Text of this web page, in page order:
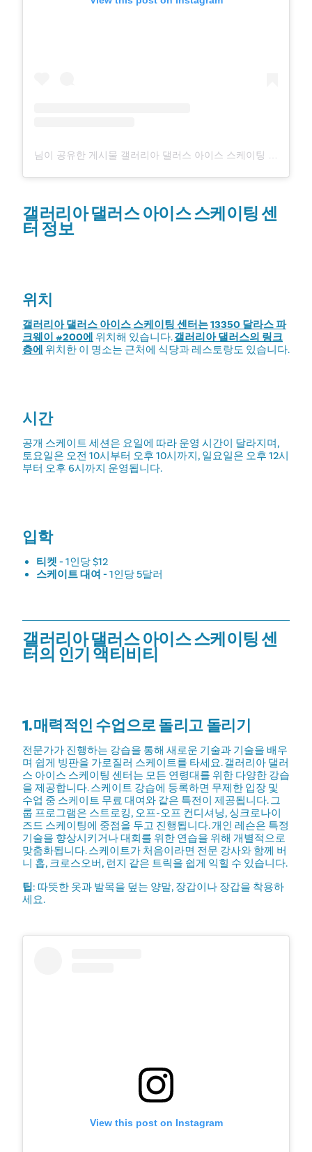
갤러리아 댈러스 아이스 스케이팅 센
터 정보
위치
갤러리아 댈러스 아이스 스케이팅 센터는13350 달라스 파
크웨이 #200에 위치해 있습니다.갤러리아 댈러스의 링크
층에 위치한 이 명소는 근처에 식당과 레스토랑도 있습니다.
시간
공개 스케이트 세션은 요일에 따라 운영 시간이 달라지며,
토요일은 오전 10시부터 오후 10시까지, 일요일은 오후 12시
부터 오후 6시까지 운영됩니다.
입학
티켓 - 1인당 $12
스케이트 대여 - 1인당 5달러
갤러리아 댈러스 아이스 스케이팅 센
터의 인기 액티비티
1. 매력적인 수업으로 돌리고 돌리기
전문가가 진행하는 강습을 통해 새로운 기술과 기술을 배우
며 쉽게 빙판을 가로질러 스케이트를 타세요. 갤러리아 댈러
스 아이스 스케이팅 센터는 모든 연령대를 위한 다양한 강습
을 제공합니다. 스케이트 강습에 등록하면 무제한 입장 및
수업 중 스케이트 무료 대여와 같은 특전이 제공됩니다. 그
룹 프로그램은 스트로킹, 오프-오프 컨디셔닝, 싱크로나이
즈드 스케이팅에 중점을 두고 진행됩니다. 개인 레슨은 특정
기술을 향상시키거나 대회를 위한 연습을 위해 개별적으로
맞춤화됩니다. 스케이트가 처음이라면 전문 강사와 함께 버
니 홉, 크로스오버, 런지 같은 트릭을 쉽게 익힐 수 있습니다.
팁 : 따뜻한 옷과 발목을 덮는 양말, 장갑이나 장갑을 착용하
세요.
View this post on Instagram